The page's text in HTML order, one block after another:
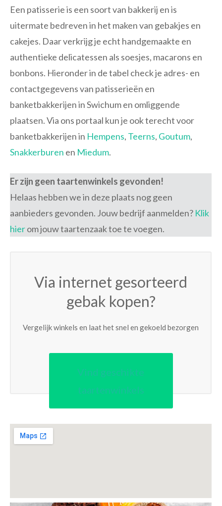
Een patisserie is een soort van bakkerij en is
uitermate bedreven in het maken van gebakjes en
cakejes. Daar verkrijg je echt handgemaakte en
authentieke delicatessen als soesjes, macarons en
bonbons. Hieronder in de tabel check je adres- en
contactgegevens van patisserieën en
banketbakkerijen in Swichum en omliggende
plaatsen. Via ons portaal kun je ook terecht voor
banketbakkerijen in Hempens, Teerns, Goutum,
Snakkerburen en Miedum.
Er zijn geen taartenwinkels gevonden!
Helaas hebben we in deze plaats nog geen
aanbieders gevonden. Jouw bedrijf aanmelden? Klik
hierom jouw taartenzaak toe te voegen.
Via internet gesorteerd
gebak kopen?
Vergelijk winkels en laat het snel en gekoeld bezorgen
Vind geschikte
taartenwinkels